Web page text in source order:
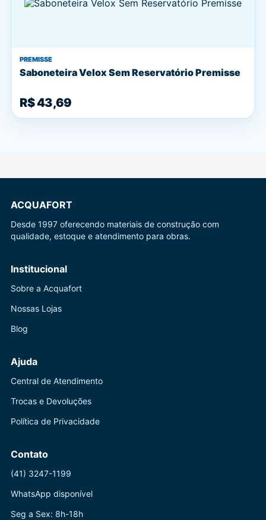
PREMISSE
Saboneteira Velox Sem Reservatório Premisse
R$ 43,69
ACQUAFORT
Desde 1997 oferecendo materiais de construção com
qualidade, estoque e atendimento para obras.
Institucional
Sobre a Acquafort
Nossas Lojas
Blog
Ajuda
Central de Atendimento
Trocas e Devoluções
Política de Privacidade
Contato
(41) 3247-1199
WhatsApp disponível
Seg a Sex: 8h-18h